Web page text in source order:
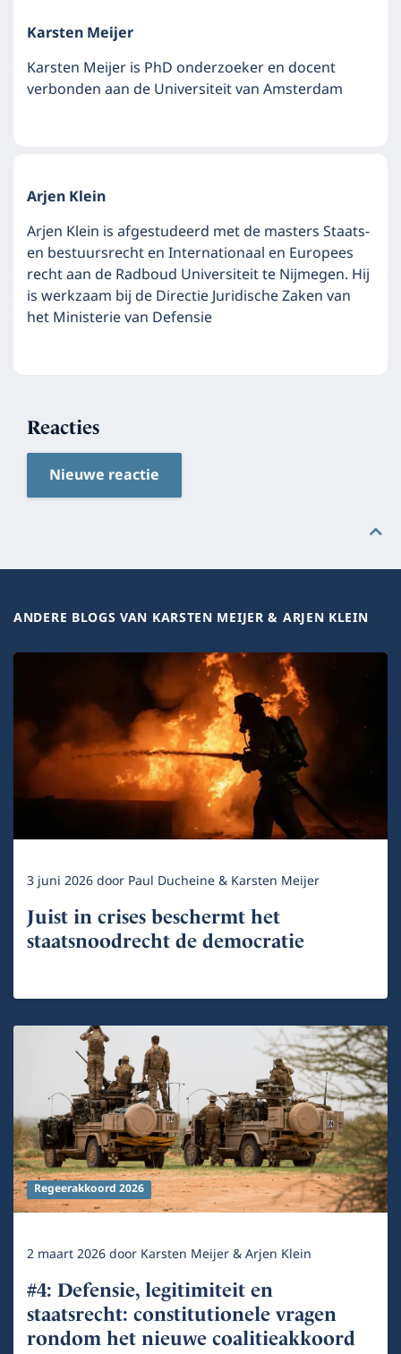
Karsten Meijer
Karsten Meijer is PhD onderzoeker en docent
verbonden aan de Universiteit van Amsterdam
Arjen Klein
Arjen Klein is afgestudeerd met de masters Staats-
en bestuursrecht en Internationaal en Europees
recht aan de Radboud Universiteit te Nijmegen. Hij
is werkzaam bij de Directie Juridische Zaken van
het Ministerie van Defensie
Reacties
Nieuwe reactie
ANDERE BLOGS VAN KARSTEN MEIJER & ARJEN KLEIN
3 juni 2026door Paul Ducheine & Karsten Meijer
Juist in crises beschermt het
staatsnoodrecht de democratie
Regeerakkoord 2026
2 maart 2026door Karsten Meijer & Arjen Klein
#4: Defensie, legitimiteit en
staatsrecht: constitutionele vragen
rondom het nieuwe coalitieakkoord